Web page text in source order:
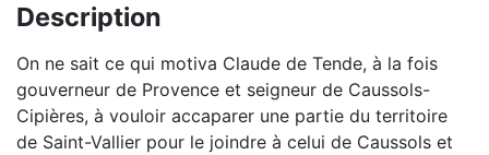
Description
On ne sait ce qui motiva Claude de Tende, à la fois
gouverneur de Provence et seigneur de Caussols-
Cipières, à vouloir accaparer une partie du territoire
de Saint-Vallier pour le joindre à celui de Caussols et